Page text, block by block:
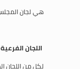
هي لجان المجلس
اللجان الفرعية
لكل من اللجان